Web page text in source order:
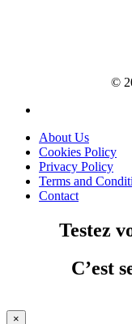
©
About Us
Cookies Policy
Privacy Policy
Terms and
Contact
Testez
C’est
×